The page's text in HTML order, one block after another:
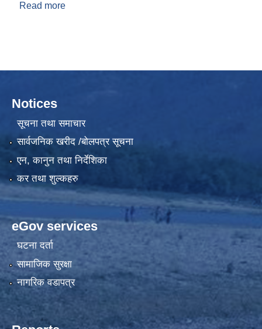
Read more
Notices
सूचना तथा समाचार
सार्वजनिक खरीद /बोलपत्र सूचना
एन, कानुन तथा निर्देशिका
कर तथा शुल्कहरु
eGov services
घटना दर्ता
सामाजिक सुरक्षा
नागरिक वडापत्र